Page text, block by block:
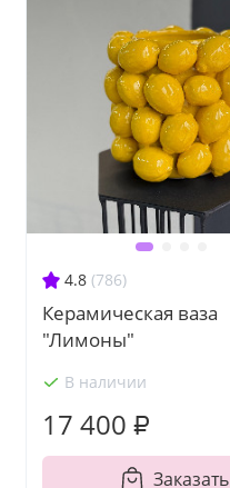
4.8 (786)
Керамическая ваза
"Лимоны"
В наличии
17 400 ₽
Заказать